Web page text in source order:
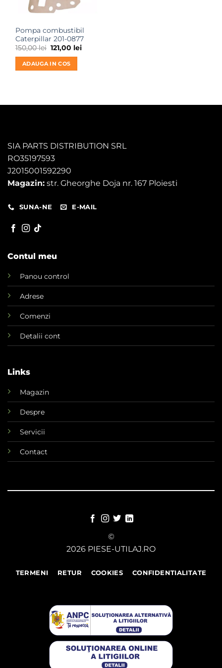
Pompa combustibil
Caterpillar 201-0877
150,00lei Prețul
inițial
a
fost:
150,00 lei.
121,00 leiPrețul
ADAUGA IN COS
SIA PARTS DISTRIBUTION SRL
RO35197593
J2015001592290
Magazin: str. Gheorghe Doja nr. 167 Ploiesti
SUNA-NE E-MAIL
Contul meu
Panou control
Adrese
Comenzi
Detalii cont
Links
Magazin
Despre
Servicii
Contact
©
2026 PIESE-UTILAJ.RO
TERMENI RETUR COOKIES CONFIDENTIALITATE